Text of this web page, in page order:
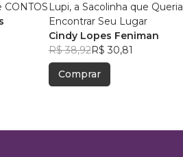
CONTOS Lupi, a Sacolinha que Queria
Encontrar Seu Lugar
Cindy Lopes Feniman
R$ 38,92R$ 30,81
Comprar